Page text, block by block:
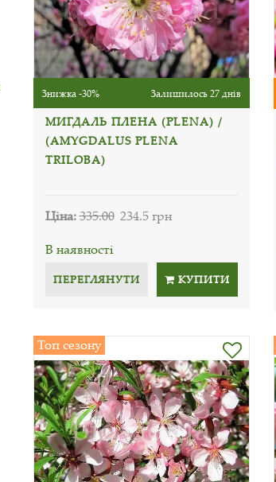
Знижка -30% Залишилось 27 днів
МИГДАЛЬ ПЛЕНА (PLENA) /
(AMYGDALUS PLENA
TRILOBA)
Ціна:335.00 234.5 грн
В наявності
ПЕРЕГЛЯНУТИ КУПИТИ
Топ сезону